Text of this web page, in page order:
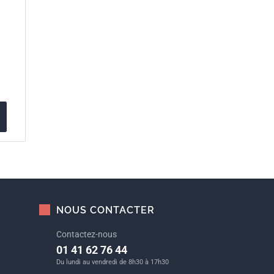
NOUS CONTACTER
Contactez-nous
01 41 62 76 44
Du lundi au vendredi de 8h30 à 17h30